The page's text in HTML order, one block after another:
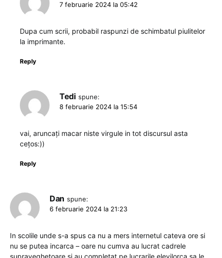
7 februarie 2024 la 05:42
Dupa cum scrii, probabil raspunzi de schimbatul piulitelor
la imprimante.
Reply
Tedi spune:
8 februarie 2024 la 15:54
vai, aruncați macar niste virgule in tot discursul asta
cețos:))
Reply
Dan spune:
6 februarie 2024 la 21:23
In scolile unde s-a spus ca nu a mers internetul cateva ore si
nu se putea incarca – oare nu cumva au lucrat cadrele